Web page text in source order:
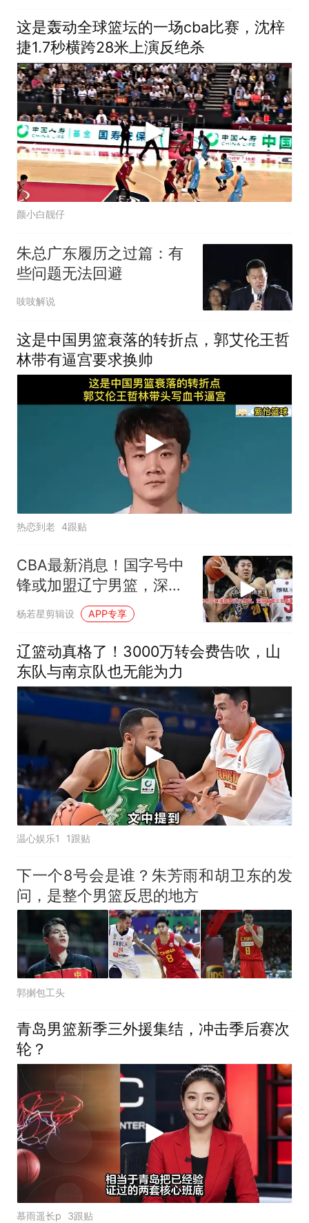
这是轰动全球篮坛的一场cba比赛，沈梓
捷1.7秒横跨28米上演反绝杀
颜小白靓仔
朱总广东履历之过篇：有
些问题无法回避
吱吱解说
这是中国男篮衰落的转折点，郭艾伦王哲
林带有逼宫要求换帅
热恋到老 4跟贴
CBA最新消息！国字号中
锋或加盟辽宁男篮，深圳
官宣三名外援
杨若星剪辑设 APP专享
辽篮动真格了！3000万转会费告吹，山
东队与南京队也无能为力
温心娱乐1 1跟贴
下一个8号会是谁？朱芳雨和胡卫东的发
问，是整个男篮反思的地方
郭揦包工头
青岛男篮新季三外援集结，冲击季后赛次
轮？
慕雨遥长p 3跟贴